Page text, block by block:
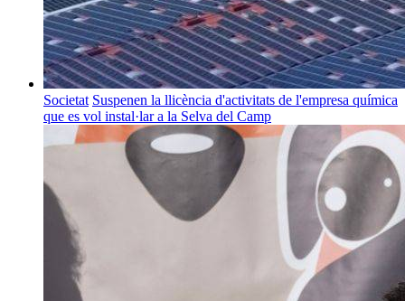
Societat Suspenen la llicència d'activitats de l'empresa química
que es vol instal·lar a la Selva del Camp